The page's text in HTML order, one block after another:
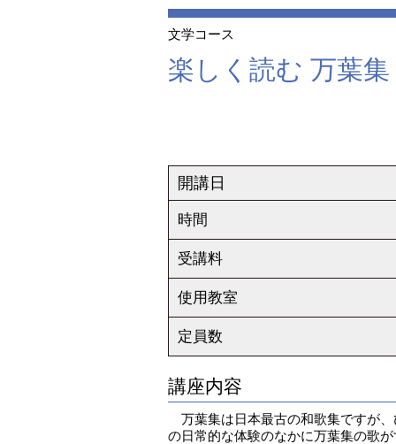
文学コース
楽しく読む 万葉
開講日
時間
受講料
使用教室
定員数
講座内容
万葉集は日本最古の和歌集ですが
の日常的な体験のなかに万葉集の歌